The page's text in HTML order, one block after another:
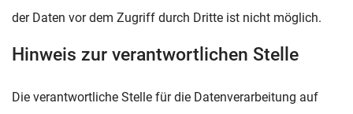
der Daten vor dem Zugriff durch Dritte ist nicht möglich.
Hinweis zur verantwortlichen Stelle
Die verantwortliche Stelle für die Datenverarbeitung auf